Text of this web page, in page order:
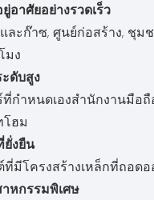
อาศัยอย่างรวดเร็ว
ะก๊าซ, ศูนย์ก่อสร้าง, ชุม
มง
ดับสูง
ที่กำหนดเองสำนักงานมื
โฮม
ยั่งยืน
มีโครงสร้างเหล็กที่ถอด
หกรรมพิเศษ